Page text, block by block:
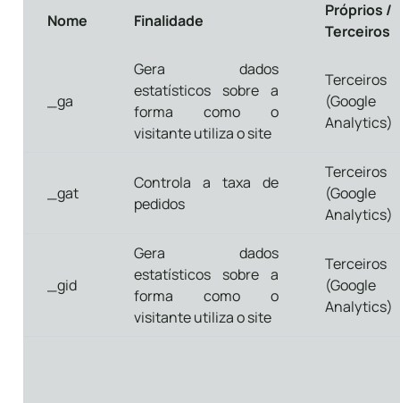
Nome Finalidade
Próprios /
Terceiros
_ga
Gera dados
estatísticos sobre a
forma como o
visitante utiliza o site
Terceiros
(Google
Analytics)
_gat
Controla a taxa de
pedidos
Terceiros
(Google
Analytics)
_gid
Gera dados
estatísticos sobre a
forma como o
visitante utiliza o site
Terceiros
(Google
Analytics)